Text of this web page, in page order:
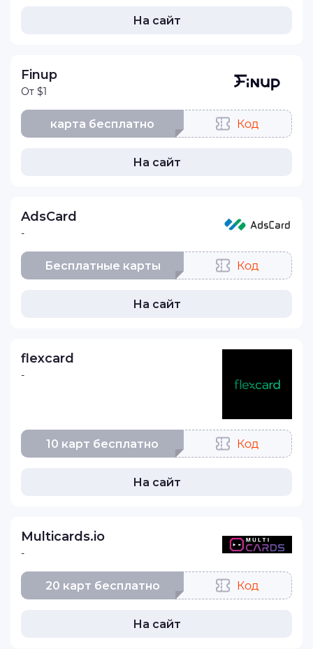
На сайт
Finup
От $1
карта бесплатно Код
На сайт
AdsCard
-
Бесплатные карты Код
На сайт
flexcard
-
10 карт бесплатно Код
На сайт
Multicards.io
-
20 карт бесплатно Код
На сайт